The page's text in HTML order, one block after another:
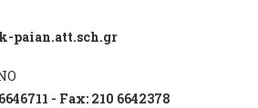
paian.att.sch.gr
- Fax: 210 6642378